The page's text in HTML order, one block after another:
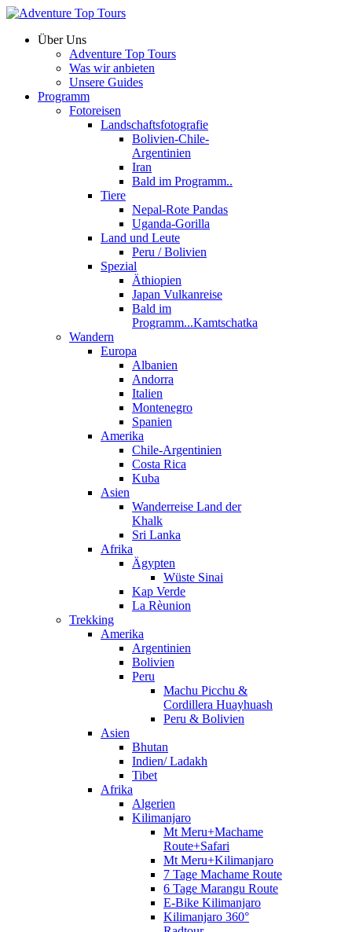
Über Uns
Adventure Top Tours
Was wir anbieten
Unsere Guides
Programm
Fotoreisen
Landschaftsfotografie
Bolivien-Chile-
Argentinien
Iran
Bald im Programm..
Tiere
Nepal-Rote Pandas
Uganda-Gorilla
Land und Leute
Peru / Bolivien
Spezial
Äthiopien
Japan Vulkanreise
Bald im
Programm...Kamtschatka
Wandern
Europa
Albanien
Andorra
Italien
Montenegro
Spanien
Amerika
Chile-Argentinien
Costa Rica
Kuba
Asien
Wanderreise Land der
Khalk
Sri Lanka
Afrika
Ägypten
Wüste Sinai
Kap Verde
La Rèunion
Trekking
Amerika
Argentinien
Bolivien
Peru
Machu Picchu &
Cordillera Huayhuash
Peru & Bolivien
Asien
Bhutan
Indien/ Ladakh
Tibet
Afrika
Algerien
Kilimanjaro
Mt Meru+Machame
Route+Safari
Mt Meru+Kilimanjaro
7 Tage Machame Route
6 Tage Marangu Route
E-Bike Kilimanjaro
Kilimanjaro 360°